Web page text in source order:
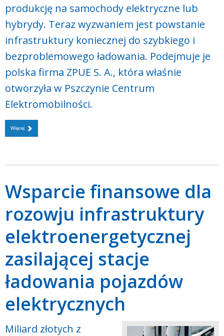
produkcję na samochody elektryczne lub
hybrydy. Teraz wyzwaniem jest powstanie
infrastruktury koniecznej do szybkiego i
bezproblemowego ładowania. Podejmuje je
polska firma ZPUE S. A., która właśnie
otworzyła w Pszczynie Centrum
Elektromobilności.
Więcej
Wsparcie finansowe dla
rozowju infrastruktury
elektroenergetycznej
zasilającej stacje
ładowania pojazdów
elektrycznych
Miliard złotych z